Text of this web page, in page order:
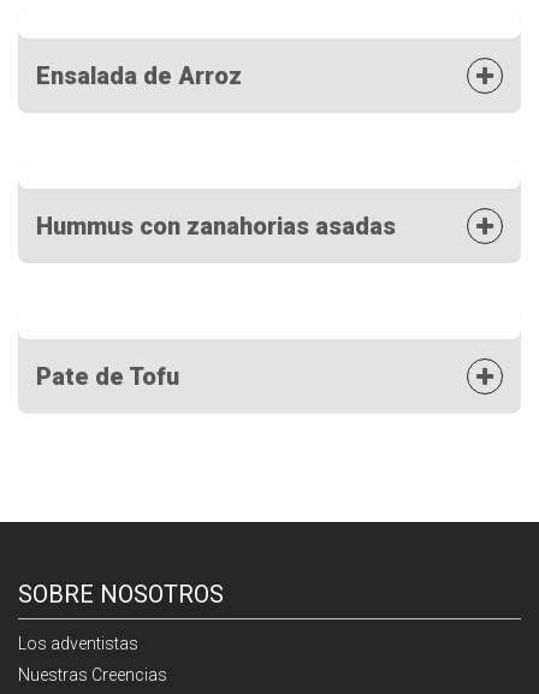
Ensalada de Arroz
Hummus con zanahorias asadas
Pate de Tofu
SOBRE NOSOTROS
Los adventistas
Nuestras Creencias